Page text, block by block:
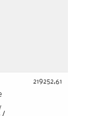
/
219252,61